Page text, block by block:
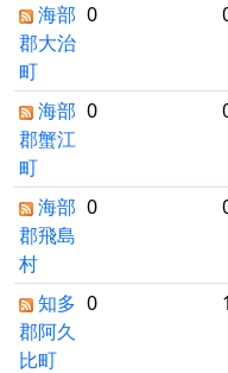
海部
郡大治
町
0
海部
郡蟹江
町
0
海部
郡飛島
村
0
知多
郡阿久
比町
0